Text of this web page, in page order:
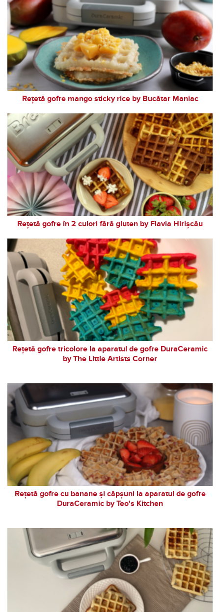
Rețetă gofre mango sticky rice by Bucătar Maniac
Rețetă gofre în 2 culori fără gluten by Flavia Hirișcău
Rețetă gofre tricolore la aparatul de gofre DuraCeramic
by The Little Artists Corner
Rețetă gofre cu banane și căpșuni la aparatul de gofre
DuraCeramic by Teo's Kitchen